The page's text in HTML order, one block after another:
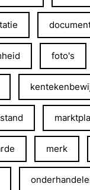
foto's
merk